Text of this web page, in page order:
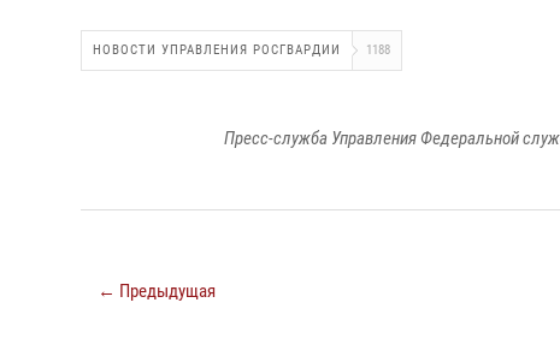
НОВОСТИ УПРАВЛЕНИЯ РОСГВАРДИИ 1188
Пресс-служба Управления Федеральной
← Предыдущая